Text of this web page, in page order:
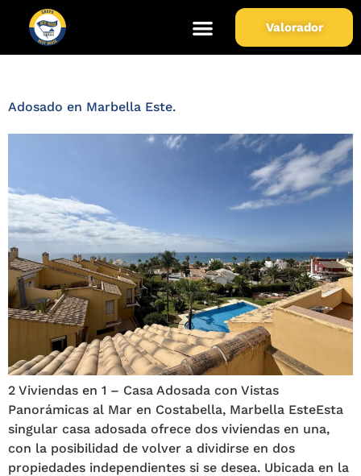
Valorador
Zona de Propiedad: Marbella
Este
Adosado en Marbella Este.
2 Viviendas en 1 – Casa Adosada con Vistas
Panorámicas al Mar en Costabella, Marbella EsteEsta
singular casa adosada ofrece dos viviendas en una,
con la posibilidad de volver a dividirse en dos
propiedades independientes si se desea. Ubicada en la